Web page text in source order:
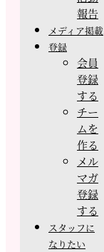
報告
メディア掲載
登録
会員
登録
する
チー
ムを
作る
メル
マガ
登録
する
スタッフに
なりたい